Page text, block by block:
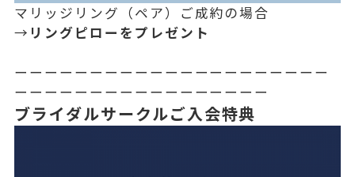
マリッジリング（ペア）ご成約の場合
→ リングピローをプレゼント
ーーーーーーーーーーーーーーーーーーーーー
ーーーーーーーーーーーーーーーーー
ブライダルサークルご入会特典